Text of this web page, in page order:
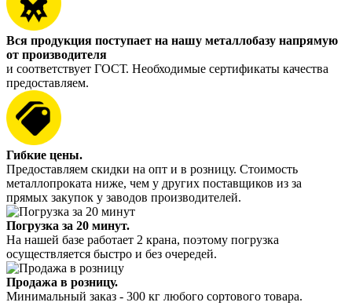
Вся продукция поступает на нашу металлобазу напрямую
от производителя
и соответствует ГОСТ. Необходимые сертификаты качества
предоставляем.
Гибкие цены.
Предоставляем скидки на опт и в розницу. Стоимость
металлопроката ниже, чем у других поставщиков из за
прямых закупок у заводов производителей.
Погрузка за 20 минут.
На нашей базе работает 2 крана, поэтому погрузка
осуществляется быстро и без очередей.
Продажа в розницу.
Минимальный заказ - 300 кг любого сортового товара.